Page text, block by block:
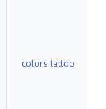
colors tattoo